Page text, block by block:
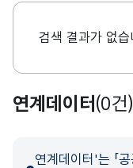
검색 결과가 없습
연계데이터 (0건)
연계데이터'는 「